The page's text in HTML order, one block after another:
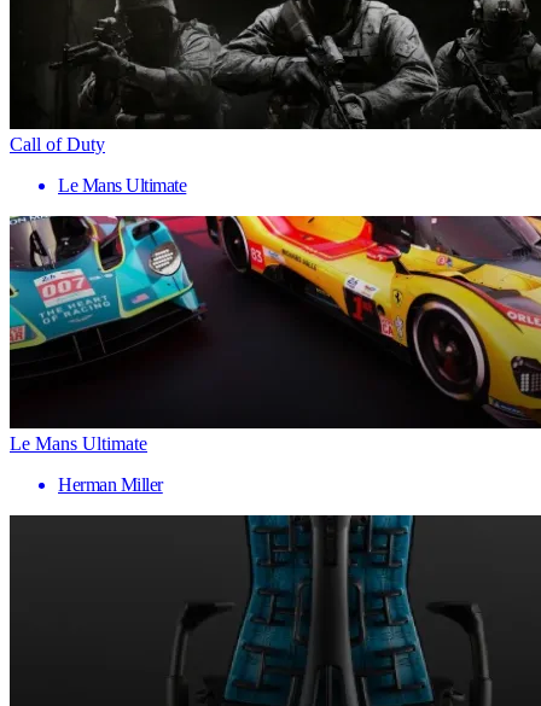
Call of Duty
Le Mans Ultimate
Le Mans Ultimate
Herman Miller